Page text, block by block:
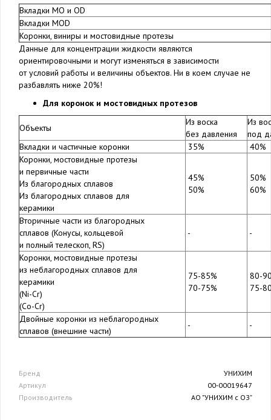
Вкладки МО и OD
Вкладки МОD
Коронки, виниры и мостовидные протезы
Данные для концентрации жидкости являются
ориентировочными и могут изменяться в зависимости
от условий работы и величины объектов. Ни в коем случае не
разбавлять ниже 20%!
Для коронок и мостовидных протезов
Объекты
Из воска
без давления
Из
под
Вкладки и частичные коронки
35%
40%
Коронки, мостовидные протезы
и первичные части
Из благородных сплавов
Из благородных сплавов для
керамики
45%
50%
50%
60%
Вторичные части из благородных
сплавов (Конусы, кольцевой
и полный телескоп, RS)
- -
Коронки, мостовидные протезы
из неблагородных сплавов для
керамики
(Ni-Cr)
(Co-Cr)
75-85%
70-75%
80-
75-
Двойные коронки из неблагородных
сплавов (внешние части)
- -
Бренд
УНИХИМ
Артикул
00-00019647
Производитель
АО "УНИХИМ с ОЗ"